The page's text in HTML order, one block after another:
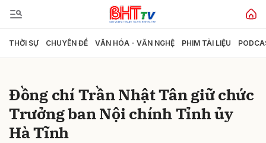
THỜI SỰ CHUYÊN ĐỀ VĂN HÓA - VĂN NGHỆ PHIM TÀI LIỆU
Đồng chí Trần Nhật Tân giữ chức
Trưởng ban Nội chính Tỉnh ủy
Hà Tĩnh
Gửi bình luận